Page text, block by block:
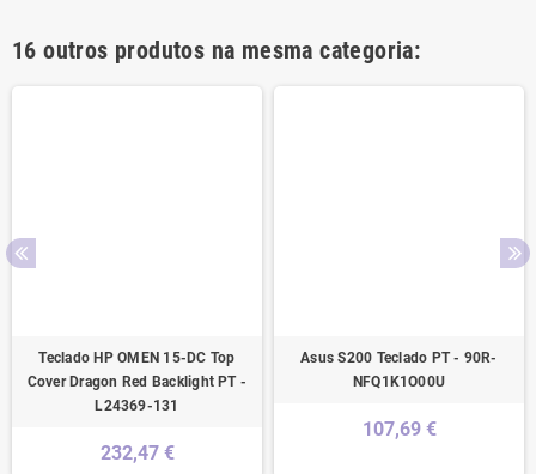
16 outros produtos na mesma categoria:
Teclado HP OMEN 15-DC Top
Cover Dragon Red Backlight PT -
L24369-131
232,47 €
Asus S200 Teclado PT - 90R-
NFQ1K1O00U
107,69 €